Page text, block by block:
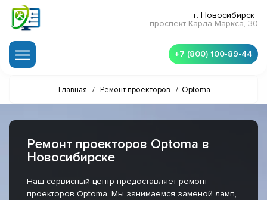
г. Новосибирск
проспект Карла Маркса, 30
+7 (800) 100-89-44
Главная / Ремонт проекторов / Optoma
Ремонт проекторов Optoma в
Новосибирске
Наш сервисный центр предоставляет ремонт
проекторов Optoma. Мы занимаемся заменой ламп,